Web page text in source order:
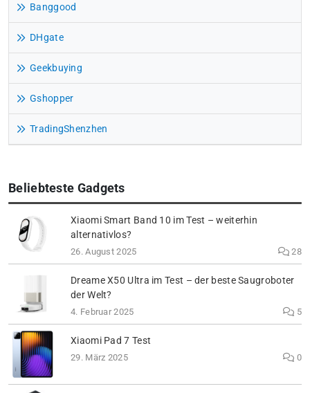
Banggood
DHgate
Geekbuying
Gshopper
TradingShenzhen
Beliebteste Gadgets
Xiaomi Smart Band 10 im Test – weiterhin
alternativlos?
26. August 2025 28
Dreame X50 Ultra im Test – der beste Saugroboter
der Welt?
4. Februar 2025 5
Xiaomi Pad 7 Test
29. März 2025 0